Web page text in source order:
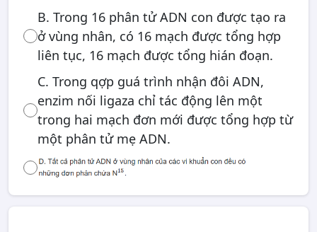
B. Trong 16 phân tử ADN con được tạo ra
ở vùng nhân, có 16 mạch được tổng hợp
liên tục, 16 mạch được tổng hián đoạn.
C. Trong qợp guá trình nhận đôi ADN,
enzim nối ligaza chỉ tác động lên một
trong hai mạch đơn mới được tổng hợp từ
một phân tử mẹ ADN.